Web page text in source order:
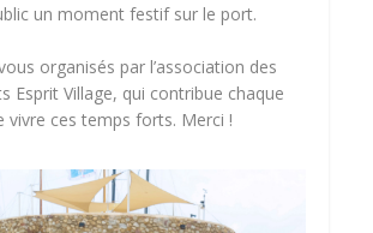
un moment festif sur le port.
organisés par l’association des
Esprit Village, qui contribue chaque
vivre ces temps forts. Merci !